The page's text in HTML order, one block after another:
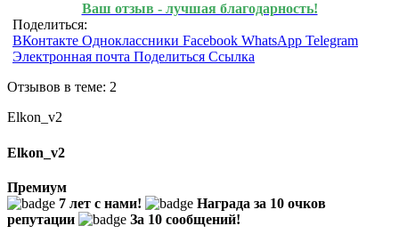
Ваш отзыв - лучшая благодарность!
Поделиться:
ВКонтакте Одноклассники Facebook WhatsApp Telegram
Электронная почта Поделиться Ссылка
Отзывов в теме: 2
Elkon_v2
Elkon_v2
Премиум
7 лет с нами!
Награда за 10 очков
репутации
За 10 сообщений!